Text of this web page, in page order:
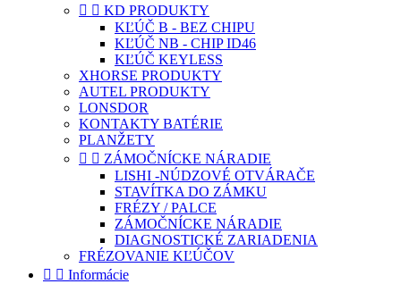
  KD PRODUKTY
KĽÚČ B - BEZ CHIPU
KĽÚČ NB - CHIP ID46
KĽÚČ KEYLESS
XHORSE PRODUKTY
AUTEL PRODUKTY
LONSDOR
KONTAKTY BATÉRIE
PLANŽETY
  ZÁMOČNÍCKE NÁRADIE
LISHI -NÚDZOVÉ OTVÁRAČE
STAVÍTKA DO ZÁMKU
FRÉZY / PALCE
ZÁMOČNÍCKE NÁRADIE
DIAGNOSTICKÉ ZARIADENIA
FRÉZOVANIE KĽÚČOV
  Informácie